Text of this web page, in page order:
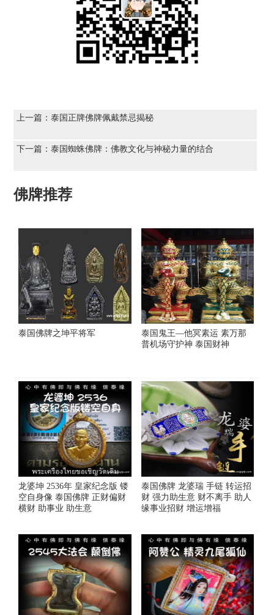
上一篇：泰国正牌佛牌佩戴禁忌揭秘
下一篇：泰国蜘蛛佛牌：佛教文化与神秘力量的结合
佛牌推荐
泰国佛牌之坤平将军
泰国鬼王—他冥素运 素万那
普机场守护神 泰国财神
龙婆坤 2536年 皇家纪念版 镂
空自身像 泰国佛牌 正财偏财
横财 助事业 助生意
泰国佛牌 龙婆瑞 手链 转运招
财 强力助生意 财不离手 助人
缘事业招财 增运增福